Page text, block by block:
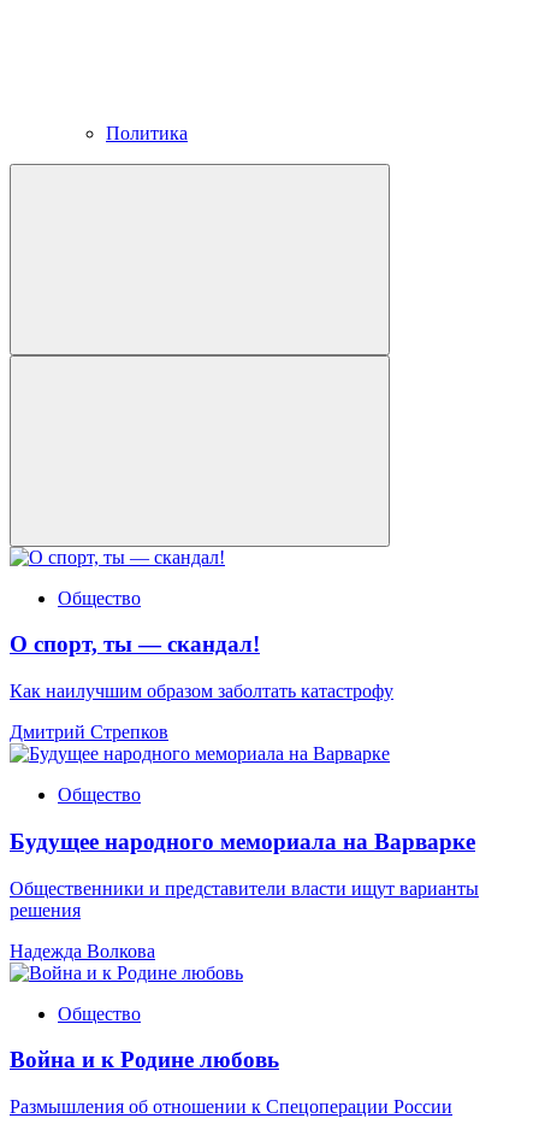
Политика
Общество
О спорт, ты — скандал!
Как наилучшим образом заболтать катастрофу
Дмитрий Стрепков
Общество
Будущее народного мемориала на Варварке
Общественники и представители власти ищут варианты
решения
Надежда Волкова
Общество
Война и к Родине любовь
Размышления об отношении к Спецоперации России